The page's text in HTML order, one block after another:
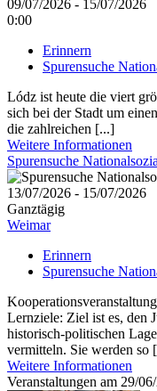
09/07/2026 - 15/07/2026
0:00
Erinnern
Spurensuche
Lódz ist heute die viert
sich bei der Stadt um
die zahlreichen [...]
Weitere Informationen
Spurensuche
13/07/2026 - 15/07/2026
Ganztägig
Weimar
Erinnern
Spurensuche
Lernziele: Ziel ist es, den
historisch-politischen
vermitteln. Sie werden so
Weitere Informationen
Veranstaltungen am 29/